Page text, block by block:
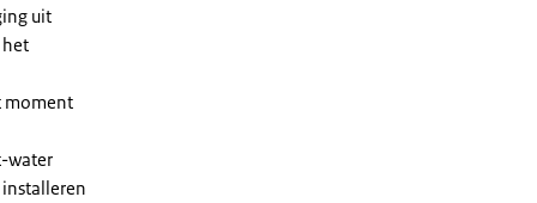
uit
moment
water